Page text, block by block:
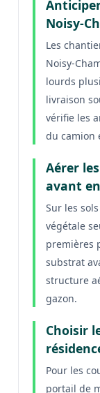
Noisy-
Les
Noisy-
lourds
livraison
vérifie les
du camion
Aérer
avant
Sur les
végétale
premières
substrat
structure
gazon.
Choisir
Pour les
portail de